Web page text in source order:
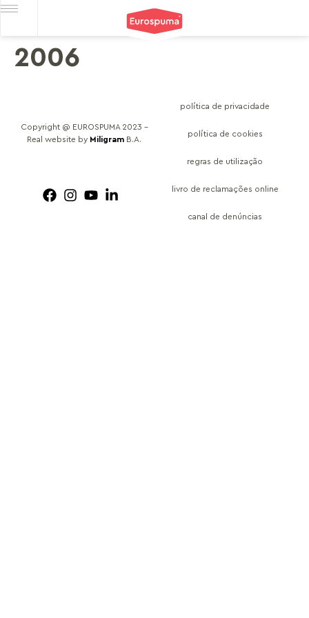
2006
Copyright @ EUROSPUMA 2023 –
Real website by Miligram B.A.
política de privacidade
política de cookies
regras de utilização
livro de reclamações online
canal de denúncias